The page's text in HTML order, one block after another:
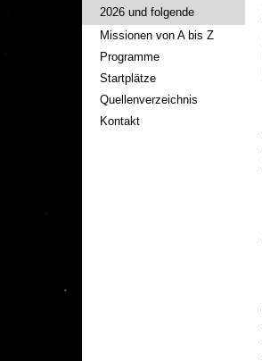
2026 und folgende
Missionen von A bis Z
Programme
Startplätze
Quellenverzeichnis
Kontakt